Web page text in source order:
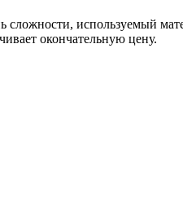
сложности, используемый
окончательную цену.